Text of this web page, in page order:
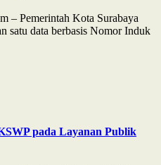
– Pemerintah Kota Surabaya
satu data berbasis Nomor Induk
pada Layanan Publik